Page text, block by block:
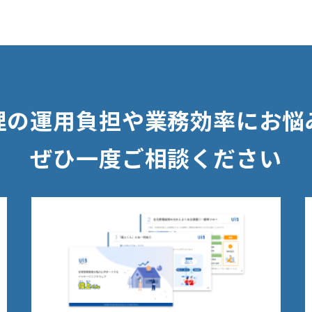
運用負担や業務効率にお
ぜひ一度ご相談ください